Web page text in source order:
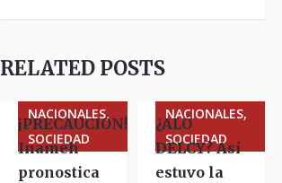
RELATED POSTS
NACIONALES,
SOCIEDAD
¡PRECAUCIÓN!
Inameh
pronostica
NACIONALES,
SOCIEDAD
¿ALÓ
DELCY? Así
estuvo la